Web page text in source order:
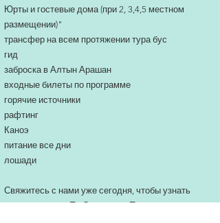
Юрты и гостевые дома (при 2, 3,4,5 местном
размещении)"
трансфер на всем протяжении тура бус
гид
заброска в Алтын Арашан
входные билеты по программе
горячие источники
рафтинг
Каноэ
питание все дни
лошади
Свяжитесь с нами уже сегодня, чтобы узнать
больше о туре «По Следам 40 Племен» и